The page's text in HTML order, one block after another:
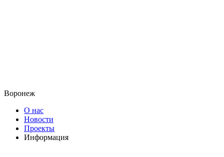
Воронеж
О нас
Новости
Проекты
Информация